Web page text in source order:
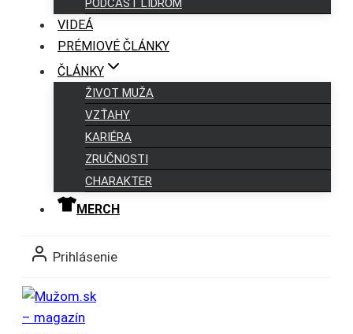
PODCAST LÍDROM
VIDEÁ
PRÉMIOVÉ ČLÁNKY
ČLÁNKY
ŽIVOT MUŽA
VZŤAHY
KARIÉRA
ZRUČNOSTI
CHARAKTER
MERCH
Prihlásenie